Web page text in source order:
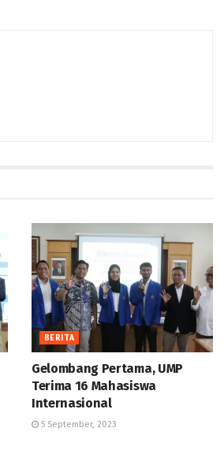
BERITA
Gelombang Pertama, UMP
Terima 16 Mahasiswa
Internasional
5 September, 2023